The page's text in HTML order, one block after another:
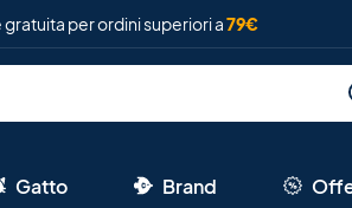
per ordini superiori a79€
Gatto Brand